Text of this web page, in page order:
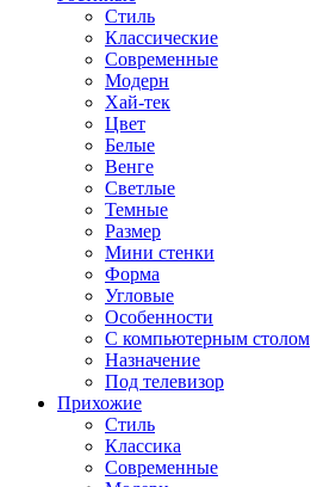
Стиль
Классические
Современные
Модерн
Хай-тек
Цвет
Белые
Венге
Светлые
Темные
Размер
Мини стенки
Форма
Угловые
Особенности
С компьютерным столом
Назначение
Под телевизор
Прихожие
Стиль
Классика
Современные